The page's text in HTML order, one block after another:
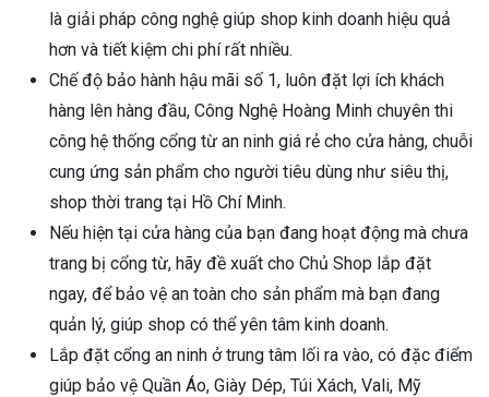
là giải pháp công nghệ giúp shop kinh doanh hiệu quả
hơn và tiết kiệm chi phí rất nhiều.
Chế độ bảo hành hậu mãi số 1, luôn đặt lợi ích khách
hàng lên hàng đầu, Công Nghệ Hoàng Minh chuyên thi
công hệ thống cổng từ an ninh giá rẻ cho cửa hàng, chuỗi
cung ứng sản phẩm cho người tiêu dùng như siêu thị,
shop thời trang tại Hồ Chí Minh.
Nếu hiện tại cửa hàng của bạn đang hoạt động mà chưa
trang bị cổng từ, hãy đề xuất cho Chủ Shop lắp đặt
ngay, để bảo vệ an toàn cho sản phẩm mà bạn đang
quản lý, giúp shop có thể yên tâm kinh doanh.
Lắp đặt cổng an ninh ở trung tâm lối ra vào, có đặc điểm
giúp bảo vệ Quần Áo, Giày Dép, Túi Xách, Vali, Mỹ